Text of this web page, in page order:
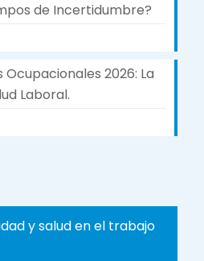
de Incertidumbre?
Ocupacionales 2026: La
Laboral.
y salud en el trabajo